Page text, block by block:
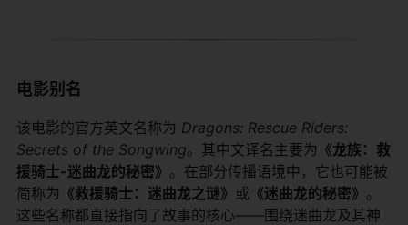
电影别名
该电影的官方英文名称为 Dragons: Rescue Riders:
Secrets of the Songwing。其中文译名主要为​ ​《龙族：救
援骑士-迷曲龙的秘密》​ ​。在部分传播语境中，它也可能被
简称为​ ​《救援骑士：迷曲龙之谜》​ ​或​ ​《迷曲龙的秘密》​ ​。
这些名称都直接指向了故事的核心——围绕迷曲龙及其神